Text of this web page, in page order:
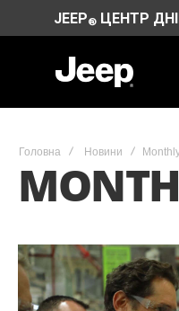
JEEP® ЦЕНТР
Головна Новини